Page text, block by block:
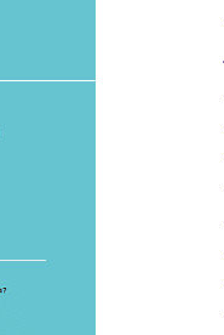
...
...
...